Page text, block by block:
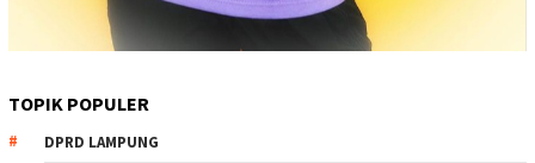
TOPIK POPULER
DPRD LAMPUNG